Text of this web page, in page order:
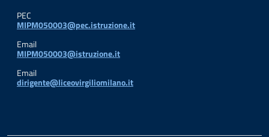
PEC
MIPM050003@pec.istruzione.it
Email
MIPM050003@istruzione.it
Email
dirigente@liceovirgiliomilano.it